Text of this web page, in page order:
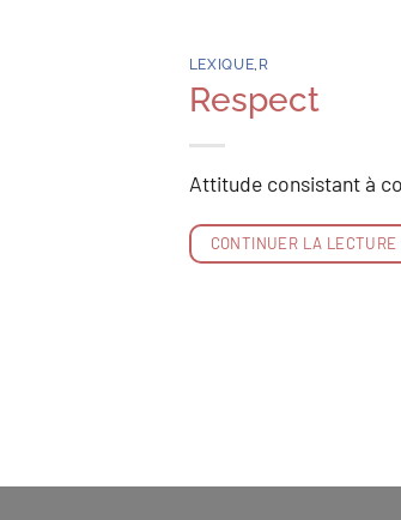
LEXIQUE, R
Respect
Attitude consistant à
CONTINUER LA LECTURE